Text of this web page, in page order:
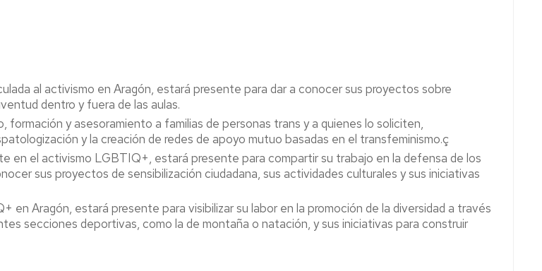
al activismo en Aragón, estará presente para dar a conocer sus proyectos sobre
dentro y fuera de las aulas.
y asesoramiento a familias de personas trans y a quienes lo soliciten,
y la creación de redes de apoyo mutuo basadas en el transfeminismo.ç
en el activismo LGBTIQ+, estará presente para compartir su trabajo en la defensa de los
sus proyectos de sensibilización ciudadana, sus actividades culturales y sus iniciativas
Aragón, estará presente para visibilizar su labor en la promoción de la diversidad a través
secciones deportivas, como la de montaña o natación, y sus iniciativas para construir